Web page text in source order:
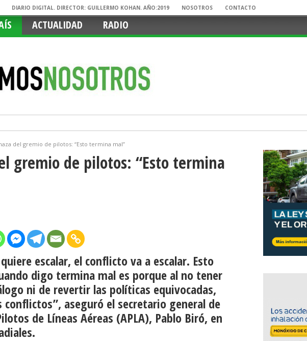
DIARIO DIGITAL. DIRECTOR: GUILLERMO KOHAN. AÑO:2019 NOSOTROS CONTACTO
ACTUALIDAD RADIO
del gremio de pilotos: “Esto termina mal”
gremio de pilotos: “Esto termina
escalar, el conflicto va a escalar. Esto
digo termina mal es porque al no tener
ni de revertir las políticas equivocadas,
aseguró el secretario general de
de Líneas Aéreas (APLA), Pablo Biró, en